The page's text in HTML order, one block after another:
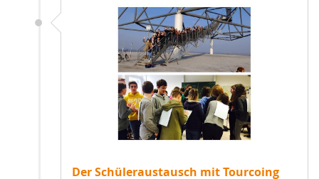
Der Schüleraustausch mit Tourcoing